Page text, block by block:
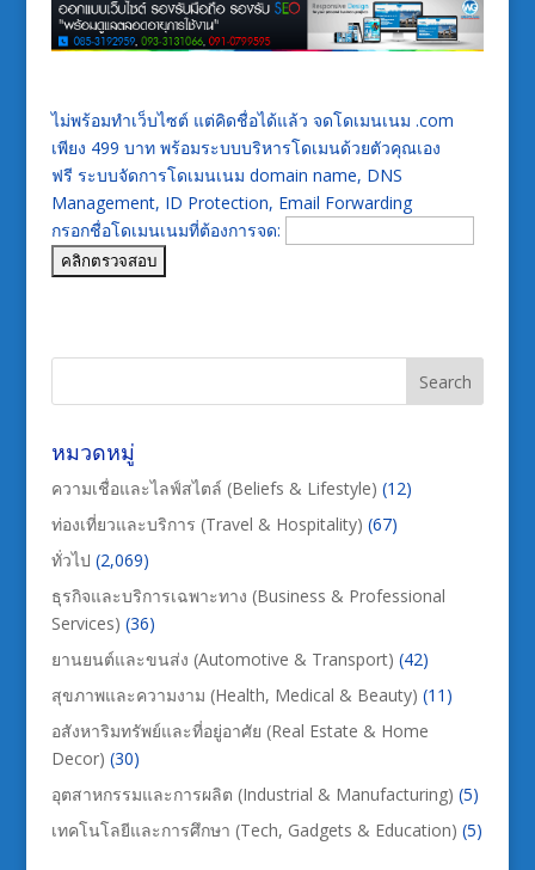
ไม่พร้อมทำเว็บไซต์ แต่คิดชื่อได้แล้ว จดโดเมนเนม .com
เพียง 499 บาท พร้อมระบบบริหารโดเมนด้วยตัวคุณเอง
ฟรี ระบบจัดการโดเมนเนม domain name, DNS
Management, ID Protection, Email Forwarding
กรอกชื่อโดเมนเนมที่ต้องการจด:
หมวดหมู่
ความเชื่อและไลฟ์สไตล์ (Beliefs & Lifestyle) (12)
ท่องเที่ยวและบริการ (Travel & Hospitality) (67)
ทั่วไป (2,069)
ธุรกิจและบริการเฉพาะทาง (Business & Professional
Services) (36)
ยานยนต์และขนส่ง (Automotive & Transport) (42)
สุขภาพและความงาม (Health, Medical & Beauty) (11)
อสังหาริมทรัพย์และที่อยู่อาศัย (Real Estate & Home
Decor) (30)
อุตสาหกรรมและการผลิต (Industrial & Manufacturing) (5)
เทคโนโลยีและการศึกษา (Tech, Gadgets & Education) (5)